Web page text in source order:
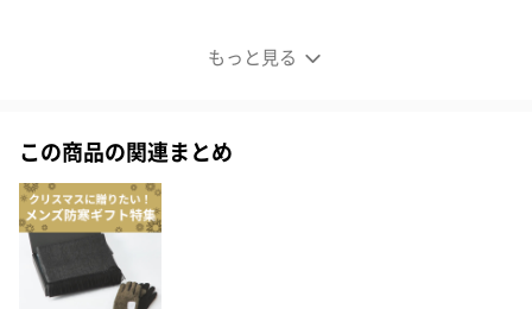
もっと見る
上質な羊革でエレガンスに
この商品の関連まとめ